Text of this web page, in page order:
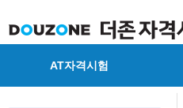
AT자격시험